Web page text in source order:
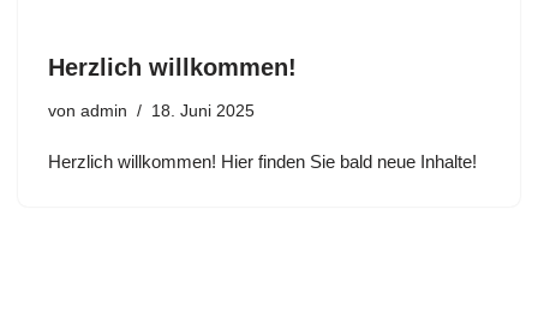
Herzlich willkommen!
von admin 18. Juni 2025
Herzlich willkommen! Hier finden Sie bald neue Inhalte!